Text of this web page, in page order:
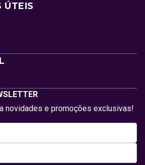
ÚTEIS
novidades e promoções exclusivas!